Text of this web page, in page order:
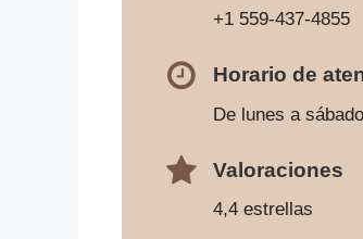
+1 559-437-4855
Horario de
De lunes a
Valoraciones
4,4 estrellas